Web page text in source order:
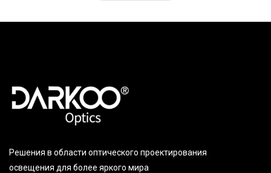
Решения в области оптического проектирования
освещения для более яркого мира